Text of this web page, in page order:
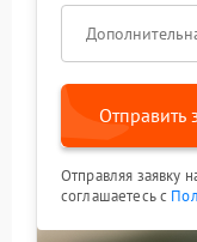
Отправить
Отправляя заявку
соглашаетесь с